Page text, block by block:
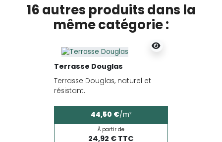
16 autres produits dans la
même catégorie :
Terrasse Douglas
Terrasse Douglas, naturel et
résistant.
44,50 €/m²
À partir de
24,92 € TTC